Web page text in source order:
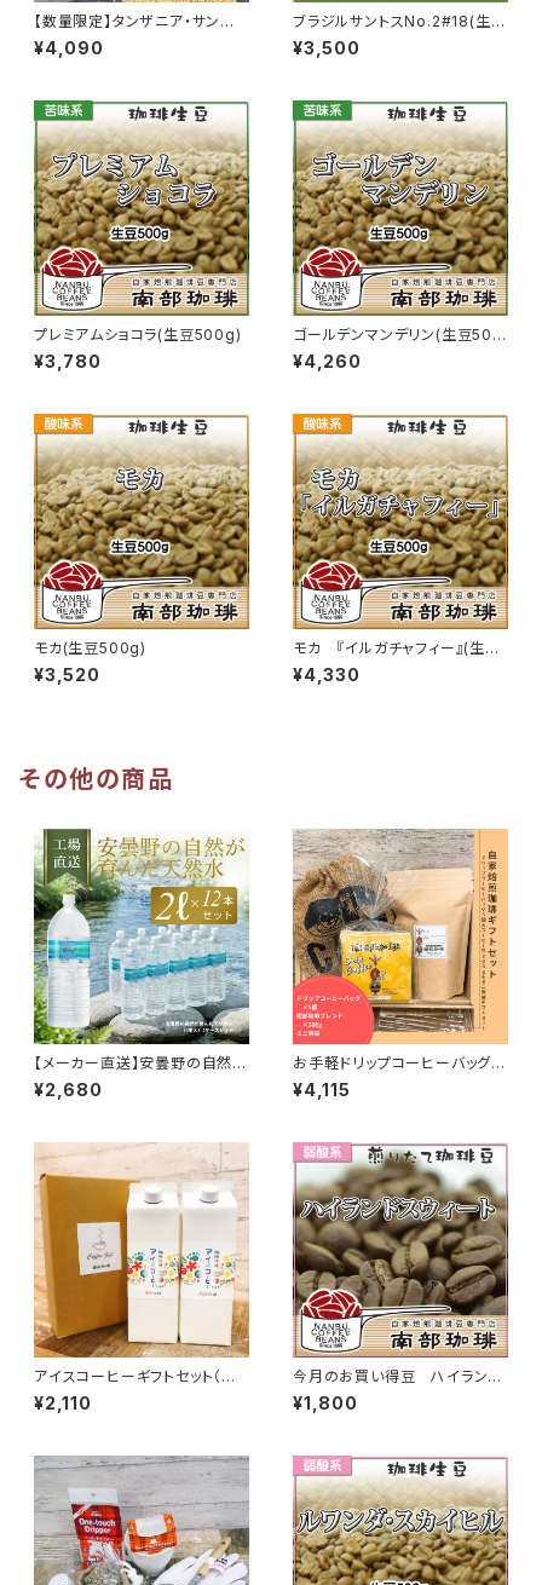
【数量限定】タンザニア・サンベ
ウェ(生豆500g)
¥4,090
ブラジルサントスNo.2#18(生豆
500g)
¥3,500
プレミアムショコラ(生豆500g)
¥3,780
ゴールデンマンデリン(生豆500
g)
¥4,260
モカ(生豆500g)
¥3,520
モカ 『イルガチャフィー』(生豆
500g)
¥4,330
その他の商品
【メーカー直送】安曇野の自然が
育んだ天然水2L（6本入）2ケー
スセット（送料無料 一部地域の
¥2,680
お手軽ドリップコーヒーバッグと
コーヒー豆の詰め合わせ ドリッ
プコーヒーバッグ5個×コーヒー
¥4,115
アイスコーヒーギフトセット（無
糖1L、2本入）｜LI-4
¥2,110
今月のお買い得豆 ハイランド
スウィート(焙煎豆200g)
¥1,800